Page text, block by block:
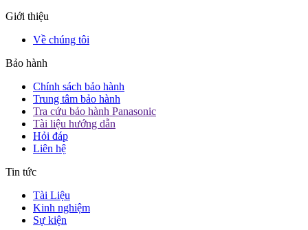
Giới thiệu
Về chúng tôi
Bảo hành
Chính sách bảo hành
Trung tâm bảo hành
Tra cứu bảo hành Panasonic
Tài liệu hướng dẫn
Hỏi đáp
Liên hệ
Tin tức
Tài Liệu
Kinh nghiệm
Sự kiện